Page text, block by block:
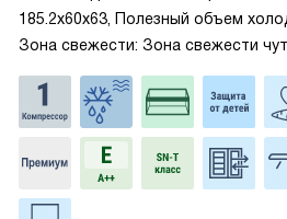
185.2x60x63, Полезный объем
Зона свежести: Зона свежести